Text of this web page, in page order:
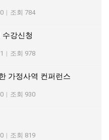
| 조회 784
수강신청
| 조회 978
가정사역 컨퍼런스
| 조회 930
| 조회 819